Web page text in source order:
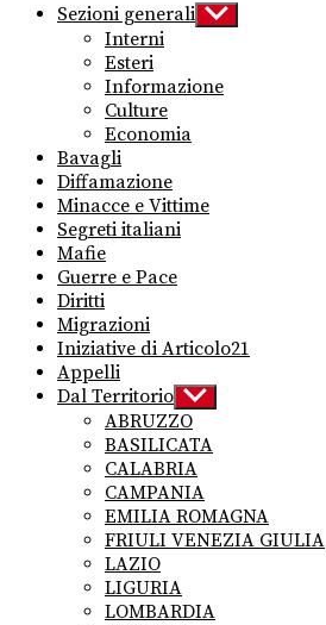
Sezioni generali Show
sub
Interni
Esteri
Informazione
Culture
Economia
Bavagli
Diffamazione
Minacce e Vittime
Segreti italiani
Mafie
Guerre e Pace
Diritti
Migrazioni
Iniziative di Articolo21
Appelli
Dal Territorio Show
sub
menu
ABRUZZO
BASILICATA
CALABRIA
CAMPANIA
EMILIA ROMAGNA
FRIULI VENEZIA GIULIA
LAZIO
LIGURIA
LOMBARDIA